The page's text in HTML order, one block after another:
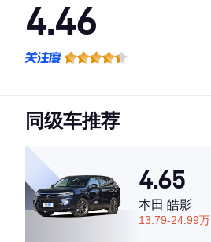
4.46
·空间表现较为优秀，优于69%同级车
同级车推荐
4.65
本田 皓影
13.79-24.99万